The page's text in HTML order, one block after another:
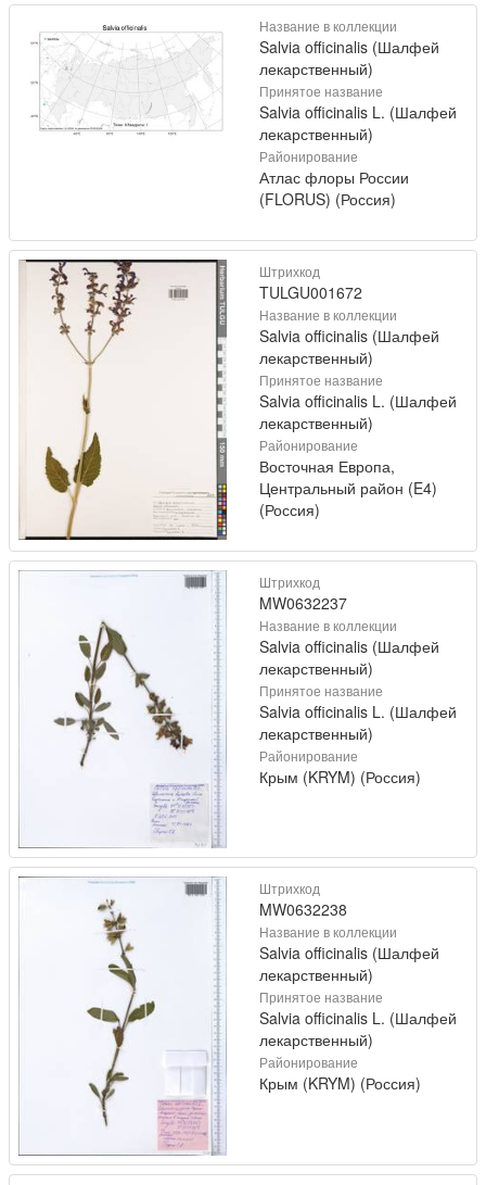
Название в коллекции
Salvia officinalis (Шалфей
лекарственный)
Принятое название
Salvia officinalis L. (Шалфей
лекарственный)
Районирование
Атлас флоры России
(FLORUS) (Россия)
Штрихкод
TULGU001672
Название в коллекции
Salvia officinalis (Шалфей
лекарственный)
Принятое название
Salvia officinalis L. (Шалфей
лекарственный)
Районирование
Восточная Европа,
Центральный район (E4)
(Россия)
Штрихкод
MW0632237
Название в коллекции
Salvia officinalis (Шалфей
лекарственный)
Принятое название
Salvia officinalis L. (Шалфей
лекарственный)
Районирование
Крым (KRYM) (Россия)
Штрихкод
MW0632238
Название в коллекции
Salvia officinalis (Шалфей
лекарственный)
Принятое название
Salvia officinalis L. (Шалфей
лекарственный)
Районирование
Крым (KRYM) (Россия)